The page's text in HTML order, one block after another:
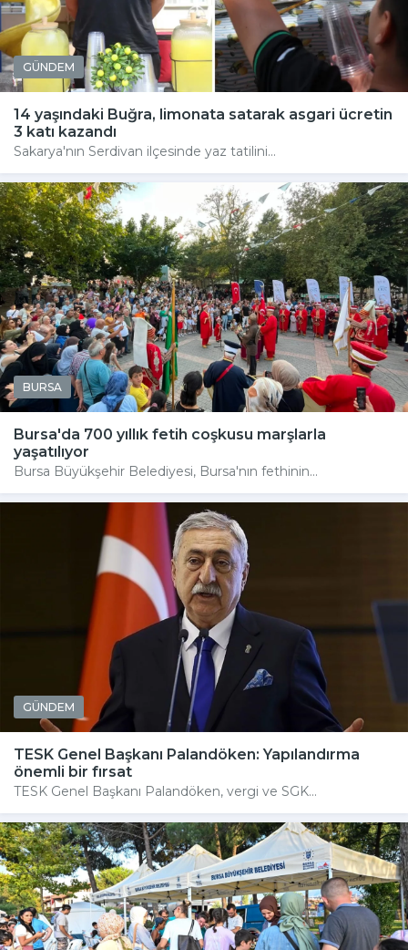
GÜNDEM
14 yaşındaki Buğra, limonata satarak asgari ücretin
3 katı kazandı
Sakarya'nın Serdivan ilçesinde yaz tatilini...
BURSA
Bursa'da 700 yıllık fetih coşkusu marşlarla
yaşatılıyor
Bursa Büyükşehir Belediyesi, Bursa'nın fethinin...
GÜNDEM
TESK Genel Başkanı Palandöken: Yapılandırma
önemli bir fırsat
TESK Genel Başkanı Palandöken, vergi ve SGK...